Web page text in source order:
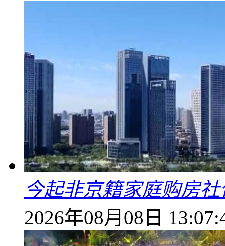
今起非京籍家庭购房
2026年08月08日